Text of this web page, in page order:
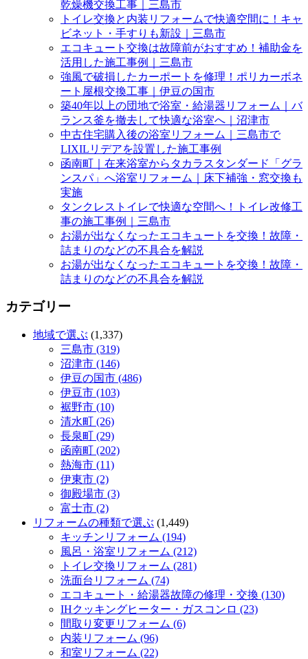
乾燥機交換工事｜三島市
トイレ交換と内装リフォームで快適空間に！キャ
ビネット・手すりも新設｜三島市
エコキュート交換は故障前がおすすめ！補助金を
活用した施工事例｜三島市
強風で破損したカーポートを修理！ポリカーボネ
ート屋根交換工事｜伊豆の国市
築40年以上の団地で浴室・給湯器リフォーム｜バ
ランス釜を撤去して快適な浴室へ｜沼津市
中古住宅購入後の浴室リフォーム｜三島市で
LIXILリデアを設置した施工事例
函南町｜在来浴室からタカラスタンダード「グラ
ンスパ」へ浴室リフォーム｜床下補強・窓交換も
実施
タンクレストイレで快適な空間へ！トイレ改修工
事の施工事例｜三島市
お湯が出なくなったエコキュートを交換！故障・
詰まりのなどの不具合を解説
お湯が出なくなったエコキュートを交換！故障・
詰まりのなどの不具合を解説
カテゴリー
地域で選ぶ (1,337)
三島市 (319)
沼津市 (146)
伊豆の国市 (486)
伊豆市 (103)
裾野市 (10)
清水町 (26)
長泉町 (29)
函南町 (202)
熱海市 (11)
伊東市 (2)
御殿場市 (3)
富士市 (2)
リフォームの種類で選ぶ (1,449)
キッチンリフォーム (194)
風呂・浴室リフォーム (212)
トイレ交換リフォーム (281)
洗面台リフォーム (74)
エコキュート・給湯器故障の修理・交換 (130)
IHクッキングヒーター・ガスコンロ (23)
間取り変更リフォーム (6)
内装リフォーム (96)
和室リフォーム (22)